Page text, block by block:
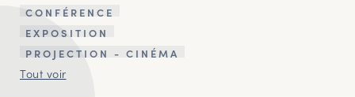
CONFÉRENCE
EXPOSITION
PROJECTION - CINÉMA
Tout voir